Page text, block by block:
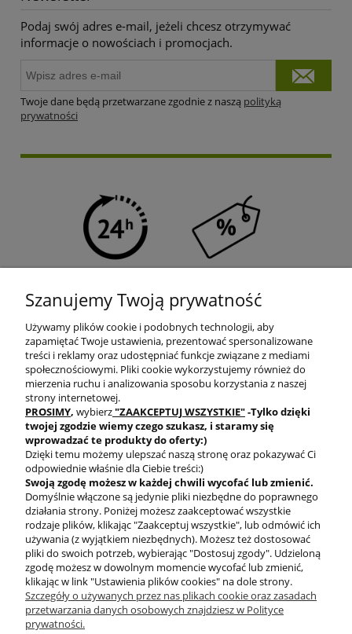
Podaj swój adres e-mail, jeżeli chcesz otrzymywać
informacje o nowościach i promocjach.
Twoje dane będą przetwarzane zgodnie z naszą polityką
prywatności
DARMOWA DOSTAWA PRODUKTY OD RĘKI
BEZPIECZNE
PŁATNOŚCI
Szanujemy Twoją prywatność
Używamy plików cookie i podobnych technologii, aby
zapamiętać Twoje ustawienia, prezentować spersonalizowane
treści i reklamy oraz udostępniać funkcje związane z mediami
społecznościowymi. Pliki cookie wykorzystujemy również do
mierzenia ruchu i analizowania sposobu korzystania z naszej
strony internetowej.
PROSIMY, wybierz"ZAAKCEPTUJ WSZYSTKIE"-Tylko dzięki
twojej zgodziewiemy czego szukasz, i staramy się
wprowadzać te produkty do oferty:)
Dzięki temu możemy ulepszać naszą stronę oraz pokazywać Ci
odpowiednie właśnie dla Ciebie treści:)
Swoją zgodę możesz w każdej chwili wycofać lub zmienić.
Domyślnie włączone są jedynie pliki niezbędne do poprawnego
działania strony. Poniżej możesz zaakceptować wszystkie
rodzaje plików, klikając "Zaakceptuj wszystkie", lub odmówić ich
używania (z wyjątkiem niezbędnych). Możesz też dostosować
pliki do swoich potrzeb, wybierając "Dostosuj zgody". Udzieloną
zgodę możesz w dowolnym momencie wycofać lub zmienić,
klikając w link "Ustawienia plików cookies" na dole strony.
Szczegóły o używanych przez nas plikach cookie oraz zasadach
przetwarzania danych osobowych znajdziesz w Polityce
prywatności.